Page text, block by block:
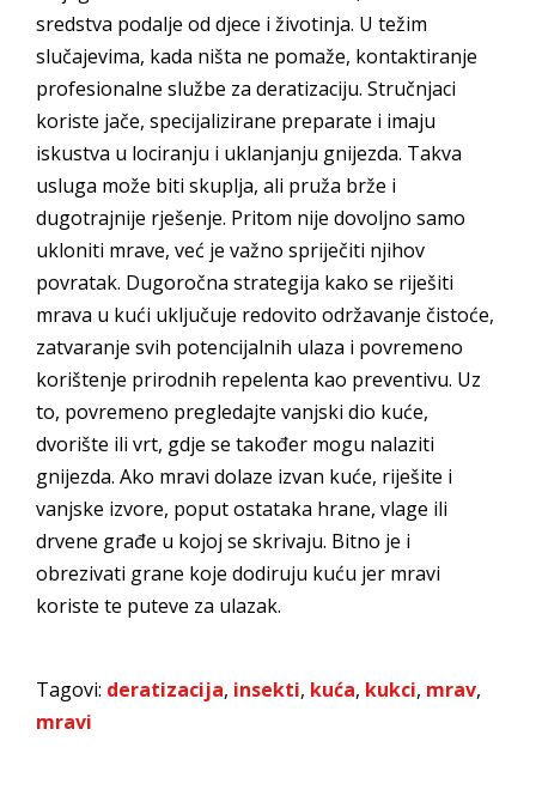
sredstva podalje od djece i životinja. U težim
slučajevima, kada ništa ne pomaže, kontaktiranje
profesionalne službe za deratizaciju. Stručnjaci
koriste jače, specijalizirane preparate i imaju
iskustva u lociranju i uklanjanju gnijezda. Takva
usluga može biti skuplja, ali pruža brže i
dugotrajnije rješenje. Pritom nije dovoljno samo
ukloniti mrave, već je važno spriječiti njihov
povratak. Dugoročna strategija kako se riješiti
mrava u kući uključuje redovito održavanje čistoće,
zatvaranje svih potencijalnih ulaza i povremeno
korištenje prirodnih repelenta kao preventivu. Uz
to, povremeno pregledajte vanjski dio kuće,
dvorište ili vrt, gdje se također mogu nalaziti
gnijezda. Ako mravi dolaze izvan kuće, riješite i
vanjske izvore, poput ostataka hrane, vlage ili
drvene građe u kojoj se skrivaju. Bitno je i
obrezivati grane koje dodiruju kuću jer mravi
koriste te puteve za ulazak.
Tagovi: deratizacija, insekti, kuća, kukci, mrav,
mravi